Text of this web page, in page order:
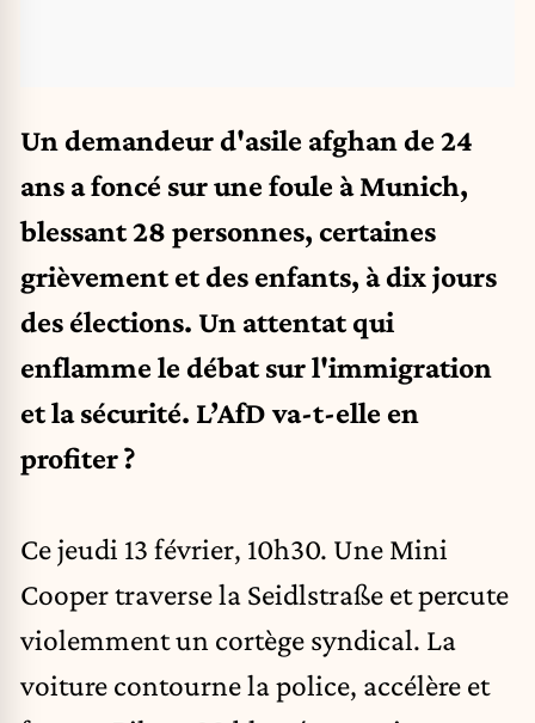
Un demandeur d'asile afghan de 24
ans a foncé sur une foule à Munich,
blessant 28 personnes, certaines
grièvement et des enfants, à dix jours
des élections. Un attentat qui
enflamme le débat sur l'immigration
et la sécurité. L’AfD va-t-elle en
profiter ?
Ce jeudi 13 février, 10h30. Une Mini
Cooper traverse la Seidlstraße et percute
violemment un cortège syndical. La
voiture contourne la police, accélère et